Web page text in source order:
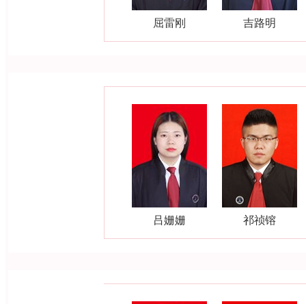
屈雷刚 吉路明
吕姗姗 祁祯镕